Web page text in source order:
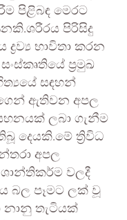
පිළිබඳ මෙරට
පිරිසිදු
ද්‍රව්‍ය භාවිතා කරන
ප්‍රමුඛ
සඳහන්
ඇතිවන අපල
ලබා ගැනීම
දෙයකි.මේ ත්‍රිවිධ
අපල
වලදී
බල පෑමට ලක් වූ
නානු තැටියක්